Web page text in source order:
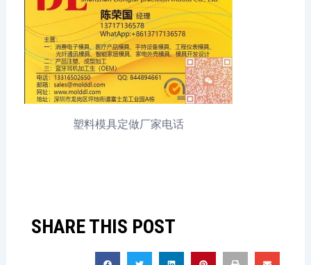
塑料模具定做厂家电话
SHARE THIS POST